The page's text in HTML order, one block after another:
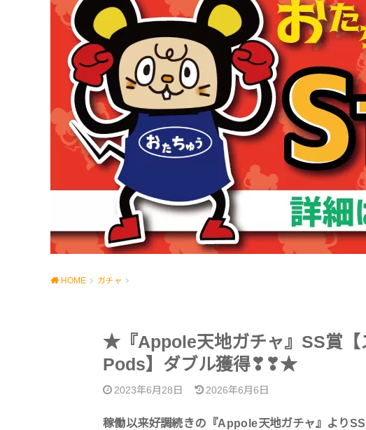
HOME ガチャ
★『Appole天地ガチャ』SS賞【
Pods】ダブル獲得❣❣★
2023年6月28日 2026年6月6日
稼働以来好調続きの『Appole天地ガチャ』より